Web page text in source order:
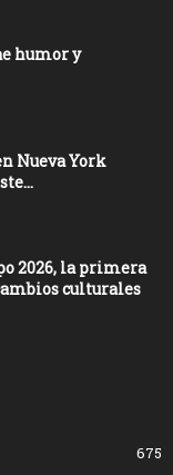
humor y
Nueva York
2026, la primera
culturales
675